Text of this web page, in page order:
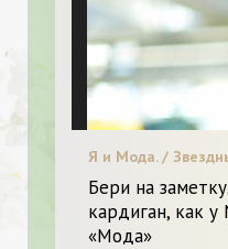
Я и Мода. /
Бери на
кардиган, как
«Мода»